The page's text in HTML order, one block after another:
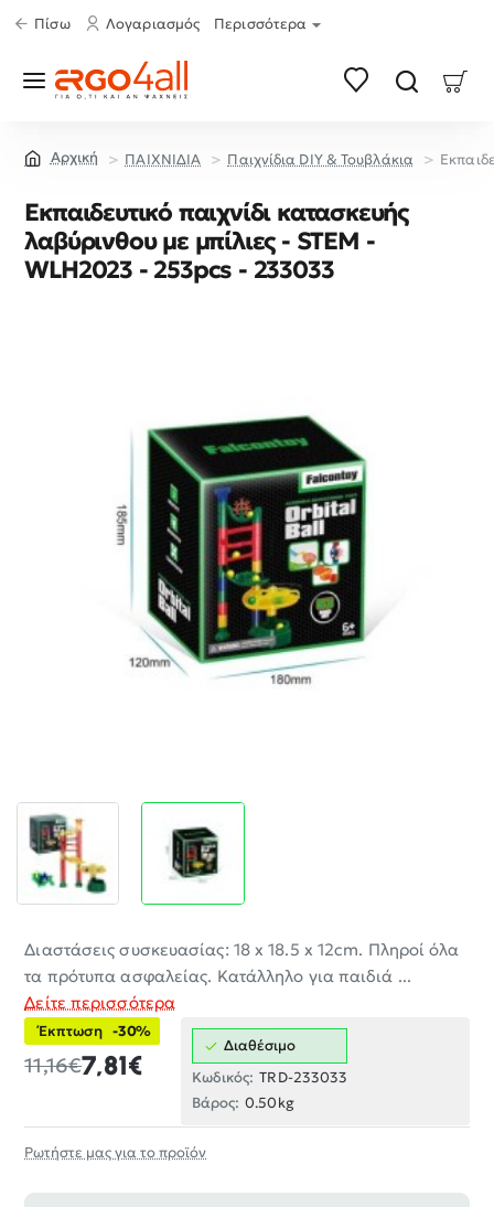
Πίσω Λογαριασμός Περισσότερα
ΠΑΙΧΝΙΔΙΑ Παιχνίδια DIY & Τουβλάκια
Εκπαιδευτικό παιχνίδι κατασκευής
λαβύρινθου με μπίλιες - STEM -
WLH2023 - 253pcs - 233033
Διαστάσεις συσκευασίας: 18 x 18.5 x 12cm. Πληροί όλα
τα πρότυπα ασφαλείας. Κατάλληλο για παιδιά ...
Δείτε περισσότερα
Έκπτωση -30%
7,81€
11,16€
Διαθέσιμο
Κωδικός: TRD-233033
Βάρος: 0.50kg
Ρωτήστε μας για το προϊόν